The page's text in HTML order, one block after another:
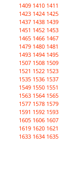
1409 1410 1411
1423 1424 1425
1437 1438 1439
1451 1452 1453
1465 1466 1467
1479 1480 1481
1493 1494 1495
1507 1508 1509
1521 1522 1523
1535 1536 1537
1549 1550 1551
1563 1564 1565
1577 1578 1579
1591 1592 1593
1605 1606 1607
1619 1620 1621
1633 1634 1635